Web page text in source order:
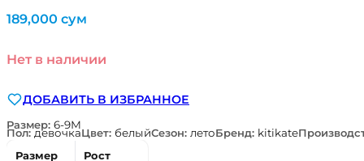
189,000 сум
Нет в наличии
ДОБАВИТЬ В ИЗБРАННОЕ
Размер: 6-9М
Пол:девочкаЦвет: белыйСезон: летоБренд: kitikate
Размер
Рост